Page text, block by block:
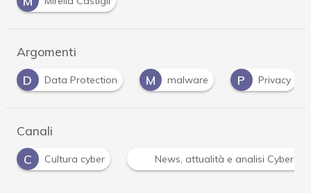
Argomenti
M
malware P Privacy R Risk Management
Canali
News, attualità e analisi Cyber sicurezza e privacy